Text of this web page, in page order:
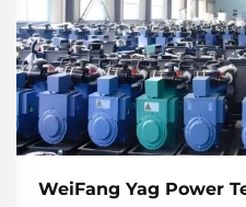
WeiFang Yag Power